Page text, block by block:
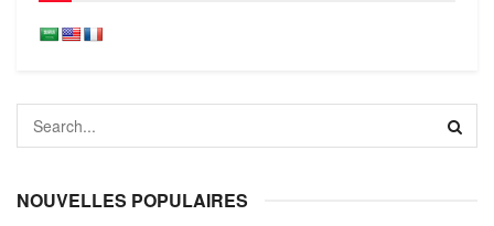
NOUVELLES POPULAIRES